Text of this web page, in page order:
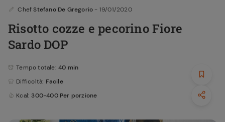
Chef Stefano De Gregorio - 19/01/2020
Risotto cozze e pecorino Fiore
Sardo DOP
Tempo totale: 40 min
Difficoltà: Facile
Kcal: 300-400 Per porzione